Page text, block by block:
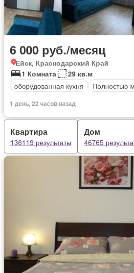
6 000 руб./месяц
Ейск, Краснодарский Край
1 Комната
29 кв.м
оборудованная кухня
Полностью
1 день, 22 часов назад
Квартира
136119 результаты
Дом
46765